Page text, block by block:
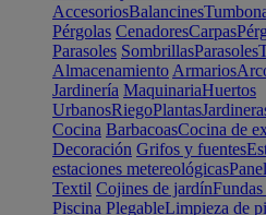
AccesoriosBalancines
Pérgolas CenadoresCarpas
Parasoles SombrillasParasoles
Almacenamiento Armarios
Jardinería MaquinariaHuertos
UrbanosRiegoPlantas
Cocina BarbacoasCocina de
Decoración Grifos y fuentes
estaciones metereológicas
Textil Cojines de jardín
Piscina PlegableLimpieza de